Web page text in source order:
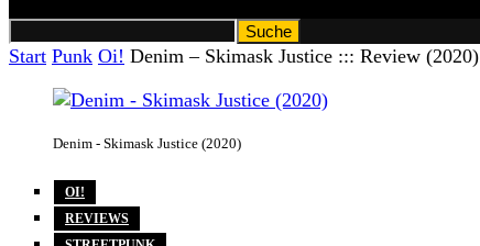
Start Punk Oi! Denim – Skimask Justice ::: Review (2020)
Denim - Skimask Justice (2020)
OI!
REVIEWS